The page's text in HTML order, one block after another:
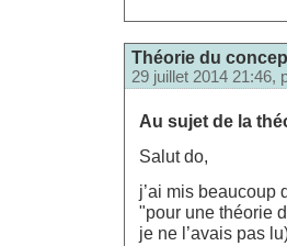
Théorie du
29 juillet 2014 21:46,
Au sujet de la
Salut do,
j’ai mis beaucoup
"pour une théorie
je ne l’avais pas